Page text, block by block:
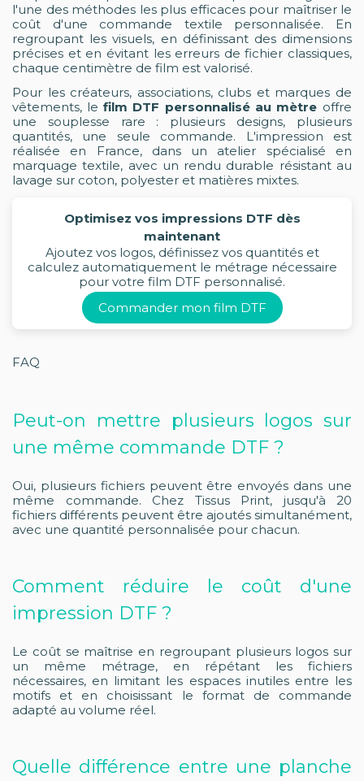
l'une des méthodes les plus efficaces pour maîtriser le
coût d'une commande textile personnalisée. En
regroupant les visuels, en définissant des dimensions
précises et en évitant les erreurs de fichier classiques,
chaque centimètre de film est valorisé.
Pour les créateurs, associations, clubs et marques de
vêtements, le film DTF personnalisé au mètre offre
une souplesse rare : plusieurs designs, plusieurs
quantités, une seule commande. L'impression est
réalisée en France, dans un atelier spécialisé en
marquage textile, avec un rendu durable résistant au
lavage sur coton, polyester et matières mixtes.
Optimisez vos impressions DTF dès
maintenant
Ajoutez vos logos, définissez vos quantités et
calculez automatiquement le métrage nécessaire
pour votre film DTF personnalisé.
Commander mon film DTF
FAQ
Peut-on mettre plusieurs logos sur
une même commande DTF ?
Oui, plusieurs fichiers peuvent être envoyés dans une
même commande. Chez Tissus Print, jusqu'à 20
fichiers différents peuvent être ajoutés simultanément,
avec une quantité personnalisée pour chacun.
Comment réduire le coût d'une
impression DTF ?
Le coût se maîtrise en regroupant plusieurs logos sur
un même métrage, en répétant les fichiers
nécessaires, en limitant les espaces inutiles entre les
motifs et en choisissant le format de commande
adapté au volume réel.
Quelle différence entre une planche